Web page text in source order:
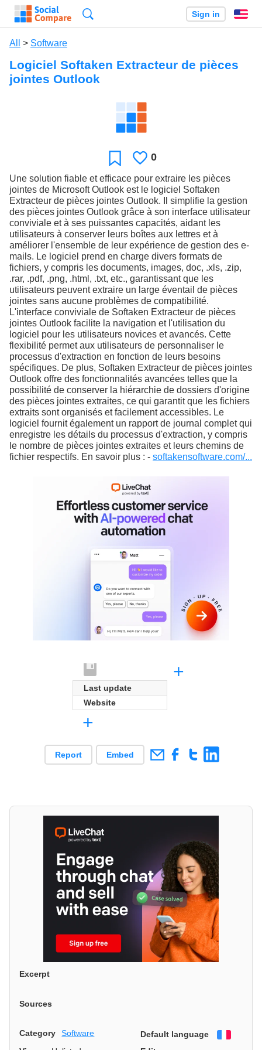
Sign in
All > Software
Logiciel Softaken Extracteur de pièces
jointes Outlook
FavoriteLikes
0
Une solution fiable et efficace pour extraire les pièces
jointes de Microsoft Outlook est le logiciel Softaken
Extracteur de pièces jointes Outlook. Il simplifie la gestion
des pièces jointes Outlook grâce à son interface utilisateur
conviviale et à ses puissantes capacités, aidant les
utilisateurs à conserver leurs boîtes aux lettres et à
améliorer l'ensemble de leur expérience de gestion des e-
mails. Le logiciel prend en charge divers formats de
fichiers, y compris les documents, images, doc, .xls, .zip,
.rar, .pdf, .png, .html, .txt, etc., garantissant que les
utilisateurs peuvent extraire un large éventail de pièces
jointes sans aucune problèmes de compatibilité.
L'interface conviviale de Softaken Extracteur de pièces
jointes Outlook facilite la navigation et l'utilisation du
logiciel pour les utilisateurs novices et avancés. Cette
flexibilité permet aux utilisateurs de personnaliser le
processus d'extraction en fonction de leurs besoins
spécifiques. De plus, Softaken Extracteur de pièces jointes
Outlook offre des fonctionnalités avancées telles que la
possibilité de conserver la hiérarchie de dossiers d'origine
des pièces jointes extraites, ce qui garantit que les fichiers
extraits sont organisés et facilement accessibles. Le
logiciel fournit également un rapport de journal complet qui
enregistre les détails du processus d'extraction, y compris
le nombre de pièces jointes extraites et leurs chemins de
fichier respectifs. En savoir plus : - softakensoftware.com/...
Last update
Website
+
+
Report Embed
Excerpt
Sources
Category Software Default language